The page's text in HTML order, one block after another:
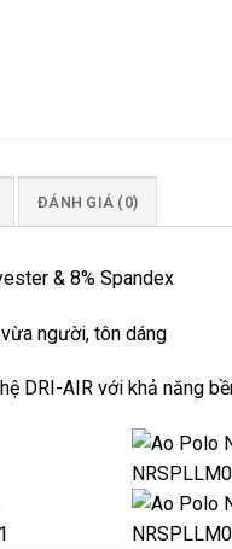
ĐÁNH GIÁ (0)
& 8% Spandex
người, tôn dáng
DRI-AIR với khả năng